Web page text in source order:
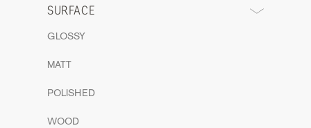
SURFACE
GLOSSY
MATT
POLISHED
WOOD